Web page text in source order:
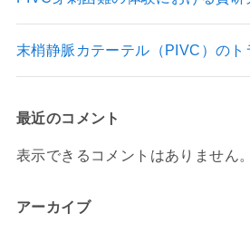
末梢静脈カテーテル（PIVC）のト
最近のコメント
表示できるコメントはありません。
アーカイブ